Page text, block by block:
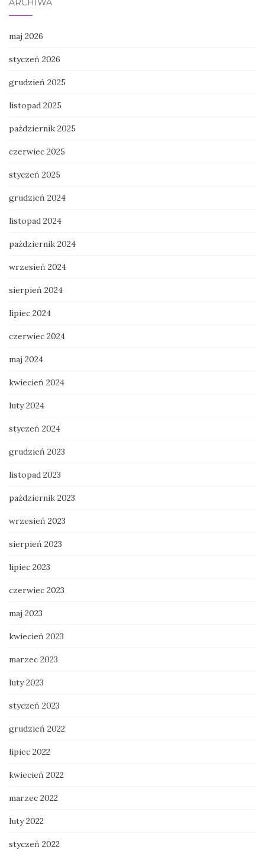
maj 2026
styczeń 2026
grudzień 2025
listopad 2025
październik 2025
czerwiec 2025
styczeń 2025
grudzień 2024
listopad 2024
październik 2024
wrzesień 2024
sierpień 2024
lipiec 2024
czerwiec 2024
maj 2024
kwiecień 2024
luty 2024
styczeń 2024
grudzień 2023
listopad 2023
październik 2023
wrzesień 2023
sierpień 2023
lipiec 2023
czerwiec 2023
maj 2023
kwiecień 2023
marzec 2023
luty 2023
styczeń 2023
grudzień 2022
lipiec 2022
kwiecień 2022
marzec 2022
luty 2022
styczeń 2022